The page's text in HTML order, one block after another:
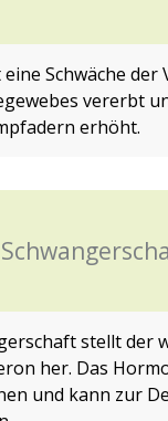
Schwäche der
vererbt
erhöht.
stellt der
her. Das
und kann zur